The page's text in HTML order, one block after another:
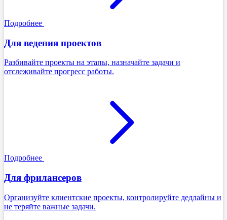
Подробнее
Для ведения проектов
Разбивайте проекты на этапы, назначайте задачи и
отслеживайте прогресс работы.
Подробнее
Для фрилансеров
Организуйте клиентские проекты, контролируйте дедлайны и
не теряйте важные задачи.